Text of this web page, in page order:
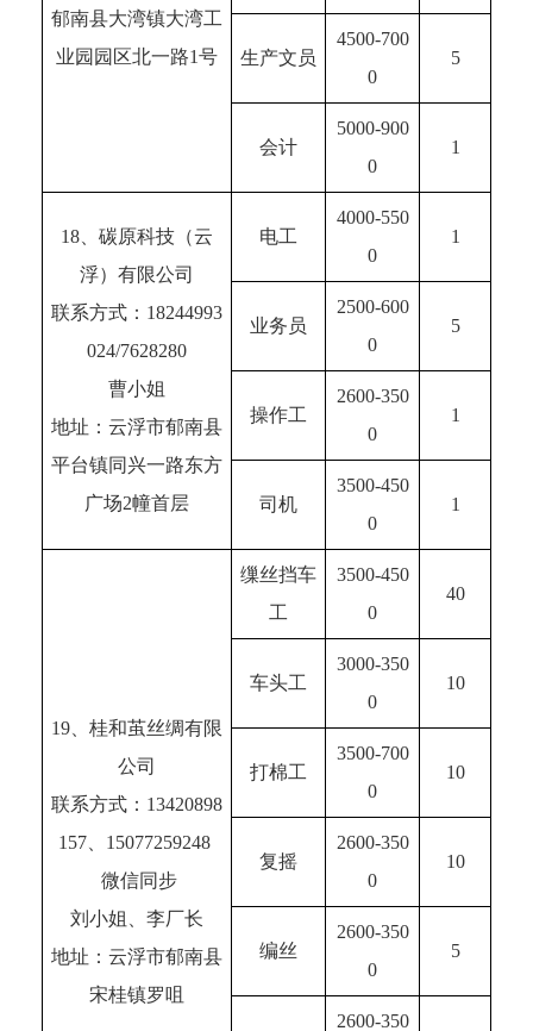
郁南县大湾镇大湾工
业园园区北一路1号
生产文员
4500-700
0
5
会计
5000-900
0
1
18、碳原科技（云
浮）有限公司
联系方式：18244993
024/7628280
曹小姐
地址：云浮市郁南县
平台镇同兴一路东方
广场2幢首层
电工
4000-550
0
1
业务员
2500-600
0
5
操作工
2600-350
0
1
司机
3500-450
0
1
19、桂和茧丝绸有限
公司
联系方式：13420898
157、15077259248
微信同步
刘小姐、李厂长
地址：云浮市郁南县
宋桂镇罗咀
缫丝挡车
工
3500-450
0
40
车头工
3000-350
0
10
打棉工
3500-700
0
10
复摇
2600-350
0
10
编丝
2600-350
0
5
2600-350